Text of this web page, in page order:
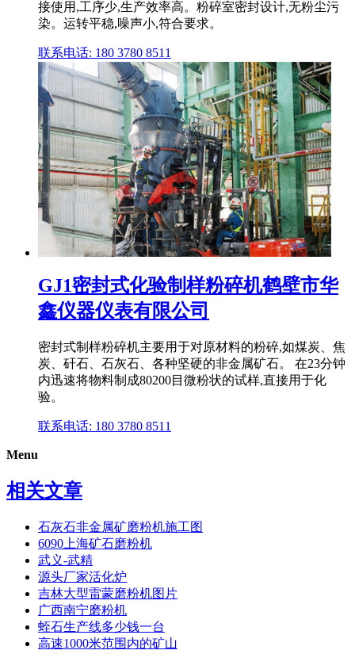
接使用,工序少,生产效率高。粉碎室密封设计,无粉尘污
染。运转平稳,噪声小,符合要求。
联系电话: 180 3780 8511
GJ1密封式化验制样粉碎机鹤壁市华
鑫仪器仪表有限公司
密封式制样粉碎机主要用于对原材料的粉碎,如煤炭、焦
炭、矸石、石灰石、各种坚硬的非金属矿石。 在23分钟
内迅速将物料制成80200目微粉状的试样,直接用于化
验。
联系电话: 180 3780 8511
Menu
相关文章
石灰石非金属矿磨粉机施工图
6090上海矿石磨粉机
武义-武精
源头厂家活化炉
吉林大型雷蒙磨粉机图片
广西南宁磨粉机
蛭石生产线多少钱一台
高速1000米范围内的矿山